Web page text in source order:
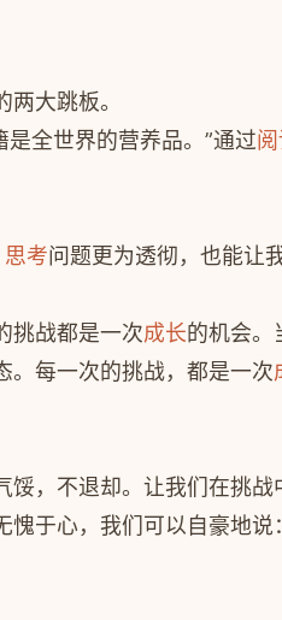
两大跳板。
是全世界的营养品。”通过
思考问题更为透彻，也能让
挑战都是一次成长的机会。
。每一次的挑战，都是一次
馁，不退却。让我们在挑战
于心，我们可以自豪地说